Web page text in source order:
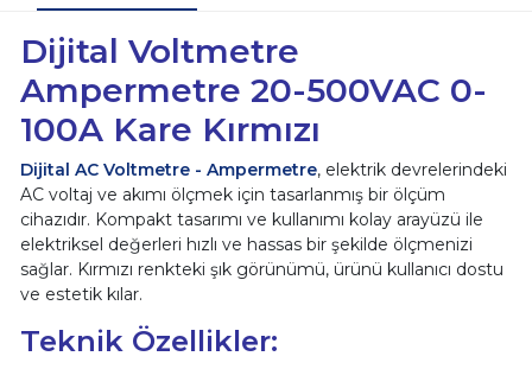
Dijital Voltmetre
Ampermetre 20-500VAC 0-
100A Kare Kırmızı
Dijital AC Voltmetre - Ampermetre, elektrik devrelerindeki
AC voltaj ve akımı ölçmek için tasarlanmış bir ölçüm
cihazıdır. Kompakt tasarımı ve kullanımı kolay arayüzü ile
elektriksel değerleri hızlı ve hassas bir şekilde ölçmenizi
sağlar. Kırmızı renkteki şık görünümü, ürünü kullanıcı dostu
ve estetik kılar.
Teknik Özellikler: